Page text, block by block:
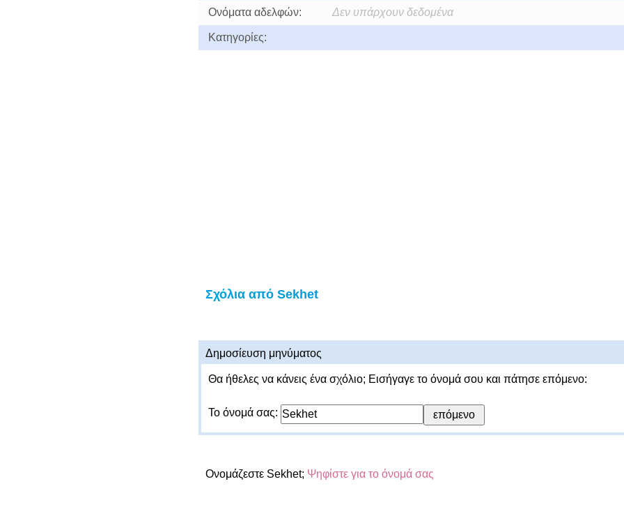
Ονόματα αδελφών: Δεν υπάρχουν δεδομένα
Κατηγορίες:
Σχόλια από Sekhet
Δημοσίευση μηνύματος
Θα ήθελες να κάνεις ένα σχόλιο; Εισήγαγε το όνομά σου και πάτησε επόμενο:
Το όνομά σας:
Ονομάζεστε Sekhet; Ψηφίστε για το όνομά σας